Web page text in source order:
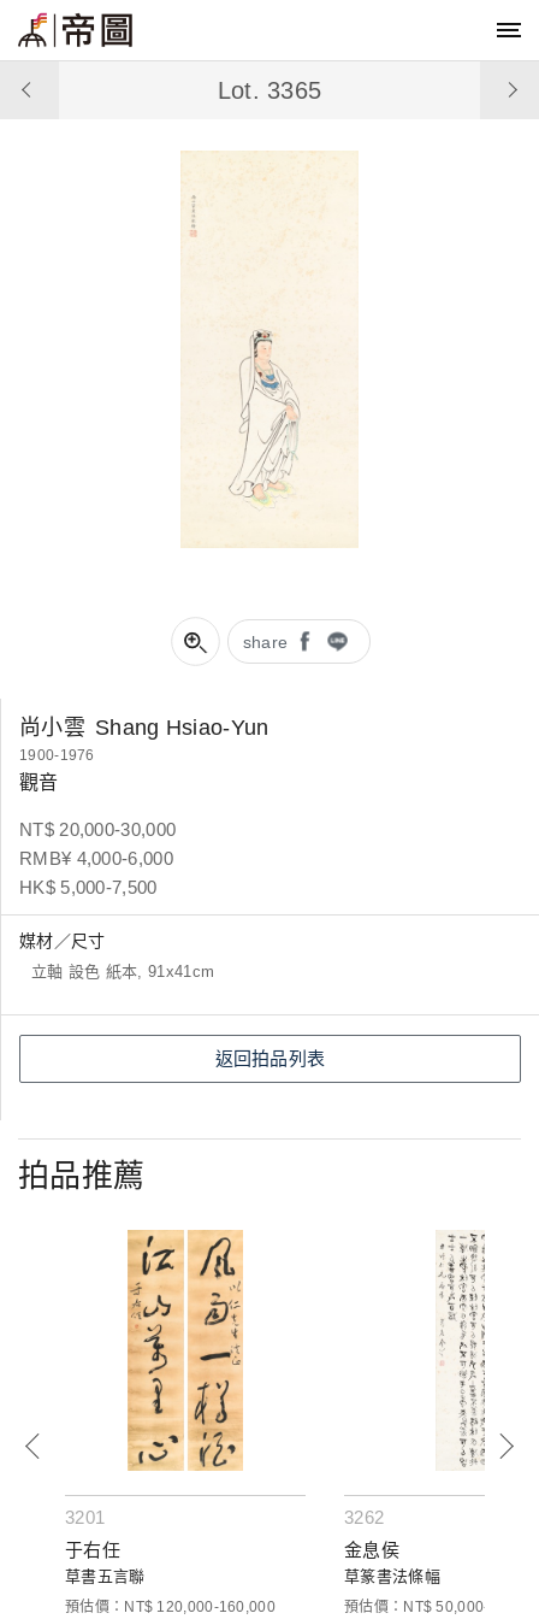
share
Lot. 3365
尚小雲 Shang Hsiao-Yun
1900-1976
觀音
NT$ 20,000-30,000
RMB¥ 4,000-6,000
HK$ 5,000-7,500
媒材／尺寸
立軸 設色 紙本, 91x41cm
返回拍品列表
拍品推薦
3201
于右任
草書五言聯
預估價：NT$ 120,000-160,000
3262
金息侯
草篆書法條幅
預估價：NT$ 50,000-80,000